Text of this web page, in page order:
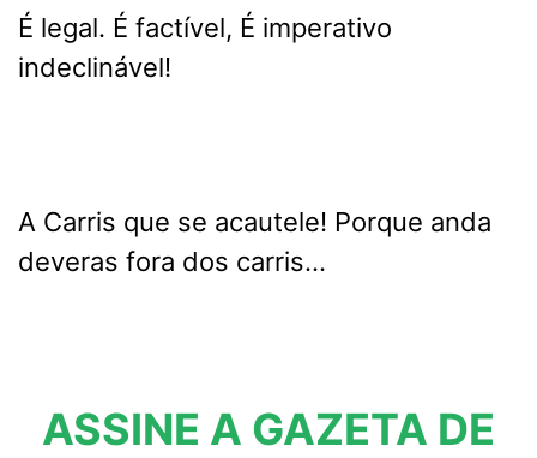
É legal. É factível, É imperativo
indeclinável!
A Carris que se acautele! Porque anda
deveras fora dos carris…
ASSINE A GAZETA DE